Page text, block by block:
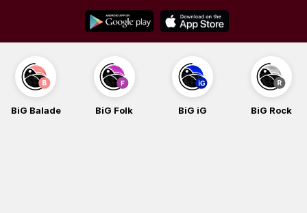
content
BiG Balade BiG Folk BiG iG BiG Rock